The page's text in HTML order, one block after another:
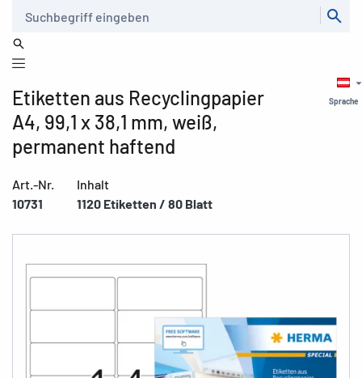
Sprache
Etiketten aus Recyclingpapier
A4, 99,1 x 38,1 mm, weiß,
permanent haftend
Art.-Nr.
10731
Inhalt
1120 Etiketten / 80 Blatt